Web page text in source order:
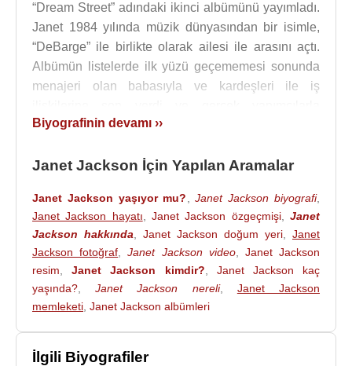
“Dream Street” adındaki ikinci albümünü yayımladı.
Janet 1984 yılında müzik dünyasından bir isimle,
“DeBarge” ile birlikte olarak ailesi ile arasını açtı.
Albümün listelerde ilk yüzü geçememesi sonunda
menajeri olan babasıyla ve kardeşleri ile iş
çalışmaya başladı. Bir yıldan az bir sürede biten bu
sağladı. Ve ünlü yapımcılar Jimmy Jam ve Terry
çalışmaları yaptı ve kendini değiştirmeye çalıştı.
Daha hareketli ve daha seksi bir imaja büründü.
Ardından 1986'da “Control” adlı üçüncü albümünü
yayımladı. 1987 yılında menajerlik görevini
babasının elinden aldı. Daha bağımsız olmak,
soyadının getirdiği baskılardan kurtulmak istiyordu.
Biyografinin devamı ››
Janet Jackson İçin Yapılan Aramalar
Janet Jackson yaşıyor mu? ,Janet Jackson biyografi,
Janet Jackson hayatı ,Janet Jackson özgeçmişi,Janet
Jackson hakkında
Janet Jackson doğum yeri
Janet
Jackson fotoğraf ,Janet Jackson video, Janet Jackson
resim ,Janet Jackson kimdir?
Janet Jackson kaç
yaşında? ,Janet Jackson nereli, Janet Jackson
memleketi Janet Jackson albümleri
İlgili Biyografiler